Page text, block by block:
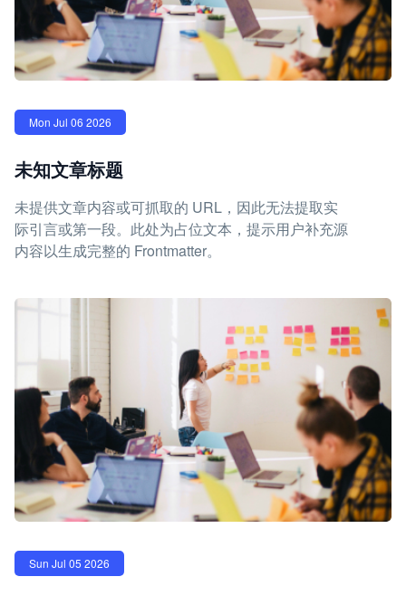
Mon Jul 06 2026
未知文章标题
未提供文章内容或可抓取的 URL，因此无法提取实
际引言或第一段。此处为占位文本，提示用户补充源
内容以生成完整的 Frontmatter。
Sun Jul 05 2026